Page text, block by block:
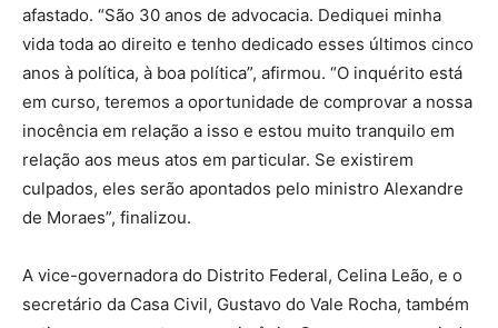
afastado. “São 30 anos de advocacia. Dediquei minha
vida toda ao direito e tenho dedicado esses últimos cinco
anos à política, à boa política”, afirmou. “O inquérito está
em curso, teremos a oportunidade de comprovar a nossa
inocência em relação a isso e estou muito tranquilo em
relação aos meus atos em particular. Se existirem
culpados, eles serão apontados pelo ministro Alexandre
de Moraes”, finalizou.
A vice-governadora do Distrito Federal, Celina Leão, e o
secretário da Casa Civil, Gustavo do Vale Rocha, também